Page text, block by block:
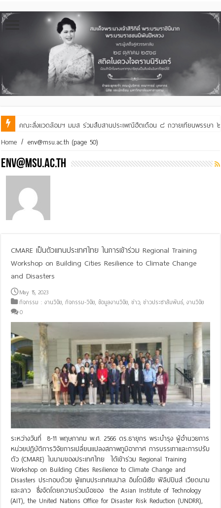
คณะสิ่งแวดล้อมฯ มมส ร่วมสืบสานประเพณีฮีตเดือน ๘ ถวายเทียนพรรษา ๒
คณะสิ่งแวดล้อมฯ มมส ร่วมต้อนรับและแลกเปลี่ยนเรียนรู้กับบัณฑิตวิทยาลัย ใน
Home / env@msu.ac.th (page 50)
env@msu.ac.th
CMARE เป็นตัวแทนประเทศไทย ในการเข้าร่วม Regional Training
Workshop on Building Cities Resilience to Climate Change
and Disasters
May 15, 2023
กิจกรรม : งานวิจัย,กิจกรรม-วิจัย,ข้อมูลงานวิจัย,ข่าว,ข่าวประชาสัมพันธ์,งานวิจัย
0
ระหว่างวันที่ 8-11 พฤษภาคม พ.ศ. 2566 ดร.ธายุกร พระบำรุง ผู้อำนวยการ
หน่วยปฏิบัติการวิจัยการเปลี่ยนแปลงสภาพภูมิอากาศ การบรรเทาและการปรับ
ตัว (CMARE) ในนามของประเทศไทย ได้เข้าร่วม Regional Training
Workshop on Building Cities Resilience to Climate Change and
Disasters ประกอบด้วย ผู้แทนประเทศเนปาล อินโดนีเซีย ฟิลิปปินส์ เวียดนาม
และลาว ซึ่งจัดโดยความร่วมมือของ the Asian Institute of Technology
(AIT), the United Nations Office for Disaster Risk Reduction (UNDRR),